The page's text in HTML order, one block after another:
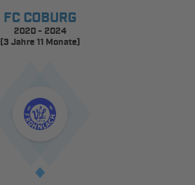
FC COBURG
2020 - 2024
(3 Jahre 11 Monate)